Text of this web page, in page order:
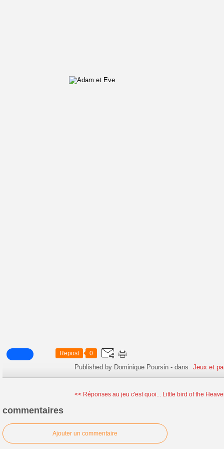
Repost 0
Published by Dominique Poursin -dans Jeux et
<< Réponses au jeu c'est quoi... Little bird of the
commentaires
Ajouter un commentaire